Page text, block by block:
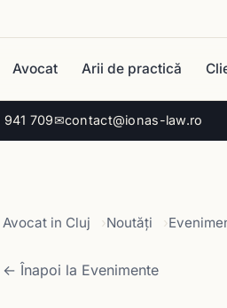
709✉contact@ionas-law.ro
Avocat Arii de practică
Avocat in Cluj Noutăți
← Înapoi la Evenimente